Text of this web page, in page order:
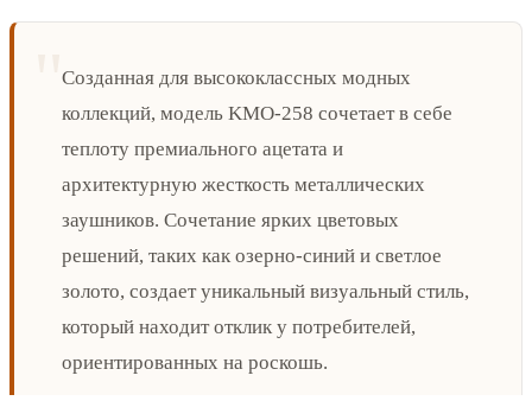
Созданная для высококлассных модных
коллекций, модель KMO-258 сочетает в себе
теплоту премиального ацетата и
архитектурную жесткость металлических
заушников. Сочетание ярких цветовых
решений, таких как озерно-синий и светлое
золото, создает уникальный визуальный стиль,
который находит отклик у потребителей,
ориентированных на роскошь.